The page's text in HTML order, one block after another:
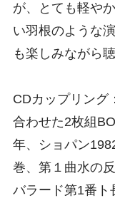
が、とても軽や
い羽根のような
も楽しみながら
CDカップリング
合わせた2枚組
年、ショパン
巻、第１曲水の
バラード第1番ト